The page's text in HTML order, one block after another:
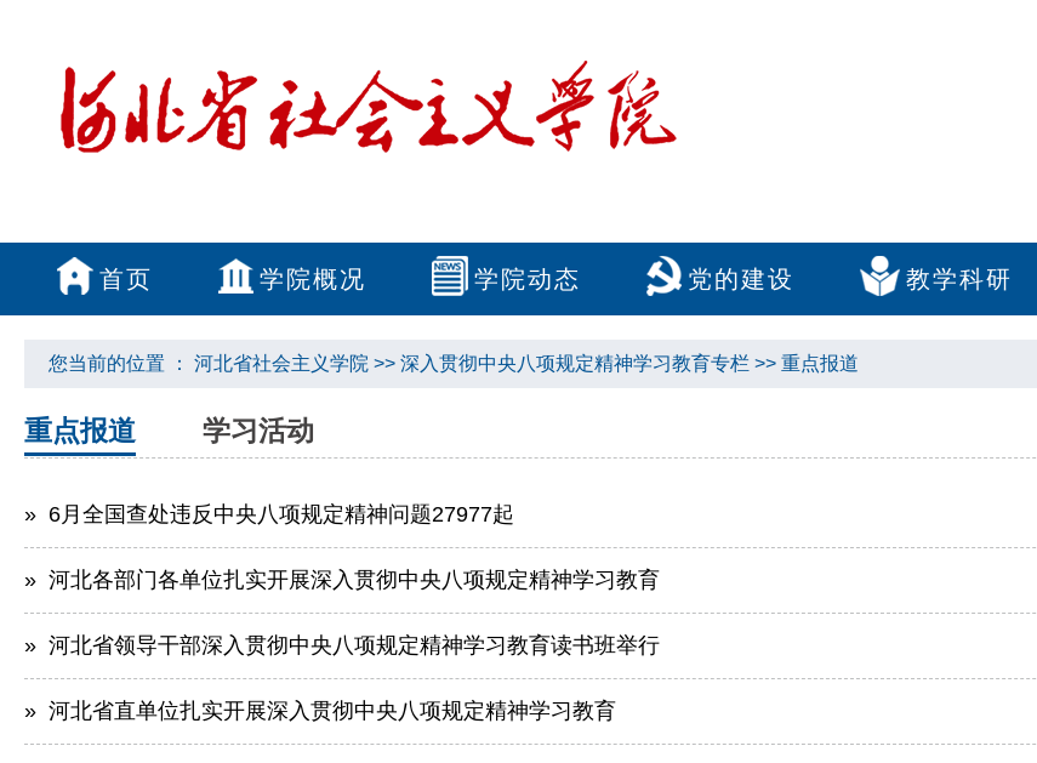
首页 学院概况 学院动态 党的建设 教学科研
您当前的位置 ： 河北省社会主义学院 >> 深入贯彻中央八项规定精神学习教育专栏 >> 重点报道
重点报道 学习活动
» 6月全国查处违反中央八项规定精神问题27977起
» 河北各部门各单位扎实开展深入贯彻中央八项规定精神学习教育
» 河北省领导干部深入贯彻中央八项规定精神学习教育读书班举行
» 河北省直单位扎实开展深入贯彻中央八项规定精神学习教育